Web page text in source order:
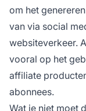
om het
van via social
websiteverkeer.
vooral op het
affiliate
abonnees.
Wat je niet moet